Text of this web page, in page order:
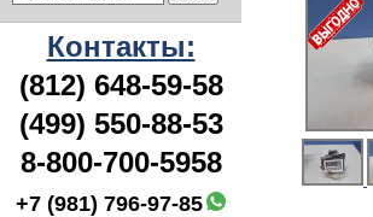
Контакты:
(812) 648-59-58
(499) 550-88-53
8-800-700-5958
+7 (981) 796-97-85